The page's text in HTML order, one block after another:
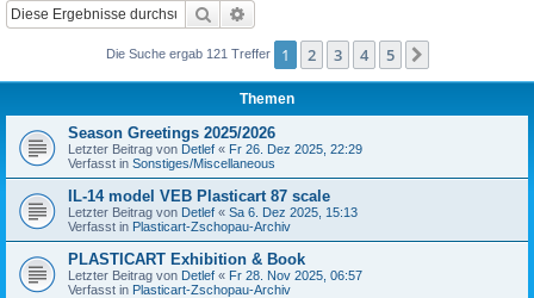
Suche
Die Suche ergab 121 Treffer 1 2 3 4 5
Themen
Season Greetings 2025/2026
Letzter Beitrag von Detlef « Fr 26. Dez 2025, 22:29
Verfasst in Sonstiges/Miscellaneous
IL-14 model VEB Plasticart 87 scale
Letzter Beitrag von Detlef « Sa 6. Dez 2025, 15:13
Verfasst in Plasticart-Zschopau-Archiv
PLASTICART Exhibition & Book
Letzter Beitrag von Detlef « Fr 28. Nov 2025, 06:57
Verfasst in Plasticart-Zschopau-Archiv